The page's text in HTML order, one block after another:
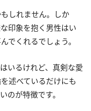
しれません。しか
印象を抱く男性はい
でくれるでしょう。
いるけれど、真剣な愛
述べているだけにも
のが特徴です。